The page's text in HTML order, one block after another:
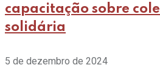
capacitação sobre
solidária
5 de dezembro de 2024